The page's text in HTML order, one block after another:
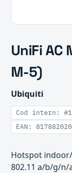
UniFi AC
M-5)
Ubiquiti
Cod intern:
EAN:
Hotspot
802.11 a/b/g/n/